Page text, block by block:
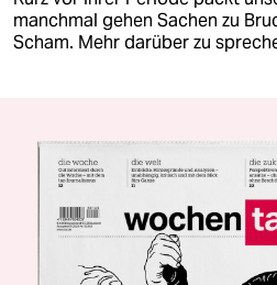
manchmal gehen Sachen zu
Scham. Mehr darüber zu